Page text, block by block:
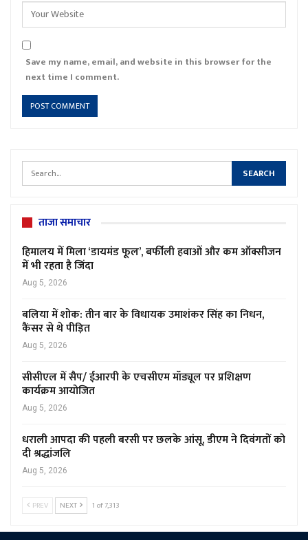
Save my name, email, and website in this browser for the
next time I comment.
ताजा समाचार
हिमालय में मिला ‘डायमंड फूल’, बर्फीली हवाओं और कम ऑक्सीजन
में भी रहता है जिंदा
Aug 5, 2026
बलिया में शोक: तीन बार के विधायक उमाशंकर सिंह का निधन,
कैंसर से थे पीड़ित
Aug 5, 2026
सीसीएल में सैप/ ईआरपी के एचसीएम मॉड्यूल पर प्रशिक्षण
कार्यक्रम आयोजित
Aug 5, 2026
धराली आपदा की पहली बरसी पर छलके आंसू, डीएम ने दिवंगतों को
दी श्रद्धांजलि
Aug 5, 2026
PREV NEXT 1 of 7,313